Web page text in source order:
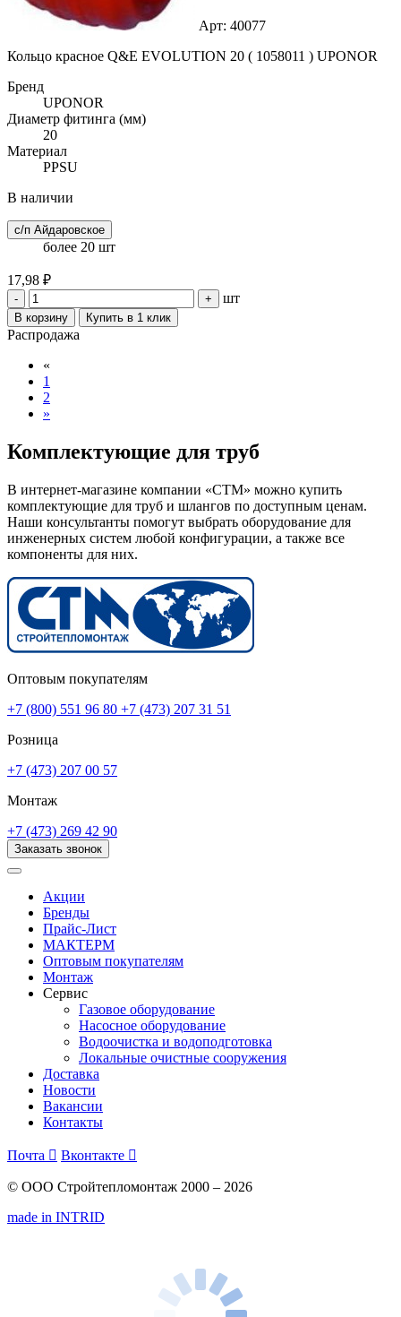
Арт: 40077
Кольцо красное Q&E EVOLUTION 20 ( 1058011 ) UPONOR
Бренд
UPONOR
Диаметр фитинга (мм)
20
Материал
PPSU
В наличии
с/п Айдаровское
более 20 шт
17,98 ₽
- + шт
В корзину Купить в 1 клик
Распродажа
«
1
2
»
Комплектующие для труб
В интернет-магазине компании «СТМ» можно купить
комплектующие для труб и шлангов по доступным ценам.
Наши консультанты помогут выбрать оборудование для
инженерных систем любой конфигурации, а также все
компоненты для них.
Оптовым покупателям
+7 (800) 551 96 80 +7 (473) 207 31 51
Розница
+7 (473) 207 00 57
Монтаж
+7 (473) 269 42 90
Заказать звонок
Акции
Бренды
Прайс-Лист
МАКТЕРМ
Оптовым покупателям
Монтаж
Сервис
Газовое оборудование
Насосное оборудование
Водоочистка и водоподготовка
Локальные очистные сооружения
Доставка
Новости
Вакансии
Контакты
Почта  Вконтакте 
© ООО Стройтепломонтаж 2000 – 2026
made in INTRID